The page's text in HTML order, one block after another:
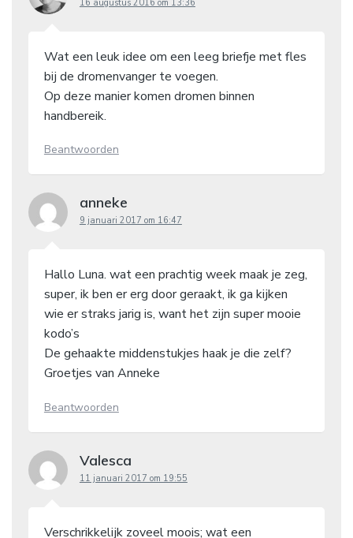
16 augustus 2016 om 13:36
Wat een leuk idee om een leeg briefje met fles
bij de dromenvanger te voegen.
Op deze manier komen dromen binnen
handbereik.
Beantwoorden
anneke
9 januari 2017 om 16:47
Hallo Luna. wat een prachtig week maak je zeg,
super, ik ben er erg door geraakt, ik ga kijken
wie er straks jarig is, want het zijn super mooie
kodo’s
De gehaakte middenstukjes haak je die zelf?
Groetjes van Anneke
Beantwoorden
Valesca
11 januari 2017 om 19:55
Verschrikkelijk zoveel moois; wat een